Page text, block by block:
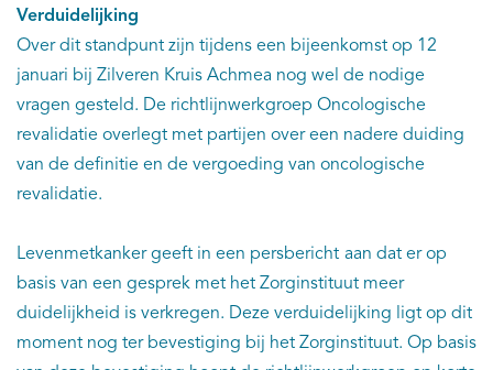
Verduidelijking
Over dit standpunt zijn tijdens een bijeenkomst op 12
januari bij Zilveren Kruis Achmea nog wel de nodige
vragen gesteld. De richtlijnwerkgroep Oncologische
revalidatie overlegt met partijen over een nadere duiding
van de definitie en de vergoeding van oncologische
revalidatie.
Levenmetkanker geeft in een persbericht aan dat er op
basis van een gesprek met het Zorginstituut meer
duidelijkheid is verkregen. Deze verduidelijking ligt op dit
moment nog ter bevestiging bij het Zorginstituut. Op basis